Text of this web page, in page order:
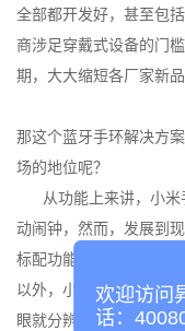
全部都开发好，甚至包
商涉足穿戴式设备的门
期，大大缩短各厂家新品
那这个蓝牙手环解决方
场的地位呢？
从功能上来讲，小米
动闹钟，然而，发展到
标配功能，没有什么新
以外，小米手环多了
眼就分辨出手机是来电
欢迎访问
话：